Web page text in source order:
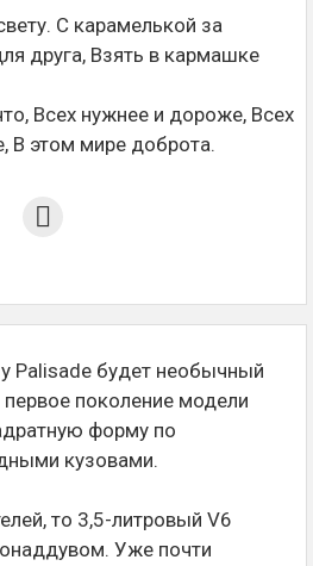
С карамелькой за
друга, Взять в кармашке
Всех нужнее и дороже, Всех
В этом мире доброта.
Palisade будет необычный
поколение модели
форму по
кузовами.
то 3,5-литровый V6
Уже почти